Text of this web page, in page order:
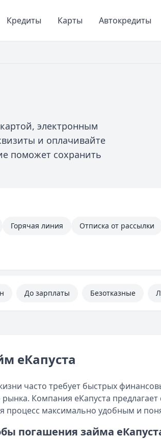
Кредиты Карты Автокредиты
электронным
и оплачивайте
поможет сохранить
Горячая линия Отписка от рассылки
До зарплаты Безотказные
еКапуста
часто требует быстрых
Компания еКапуста
процесс максимально удобным и
погашения займа